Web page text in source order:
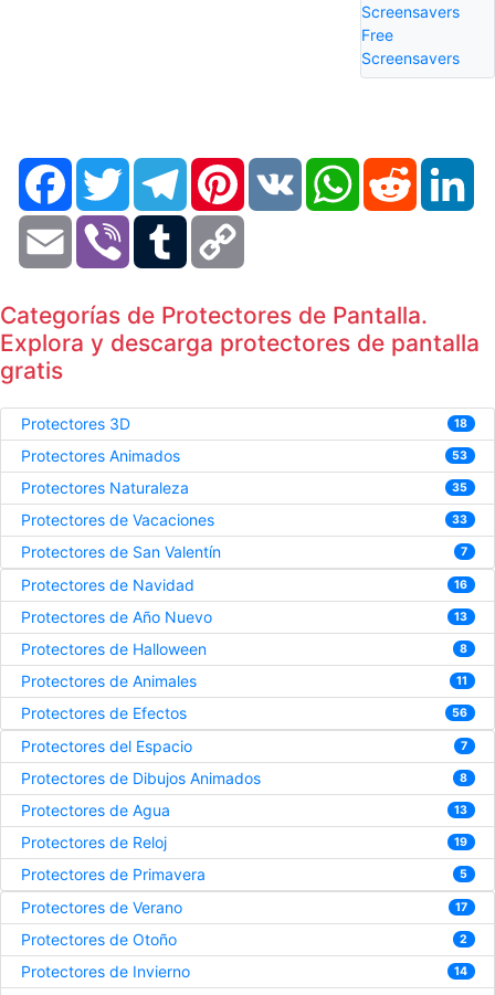
Screensavers
Free
Screensavers
FacebookTwitter TelegramPinterestVK WhatsAppReddit
Email Viber Tumblr
Categorías de Protectores de Pantalla.
Explora y descarga protectores de pantalla
gratis
Protectores 3D 18
Protectores Animados 53
Protectores Naturaleza 35
Protectores de Vacaciones 33
Protectores de San Valentín 7
Protectores de Navidad 16
Protectores de Año Nuevo 13
Protectores de Halloween 8
Protectores de Animales 11
Protectores de Efectos 56
Protectores del Espacio 7
Protectores de Dibujos Animados 8
Protectores de Agua 13
Protectores de Reloj 19
Protectores de Primavera 5
Protectores de Verano 17
Protectores de Otoño 2
Protectores de Invierno 14